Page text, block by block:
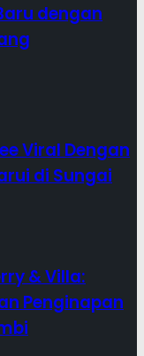
dengan
Viral Dengan
di Sungai
& Villa:
Penginapan